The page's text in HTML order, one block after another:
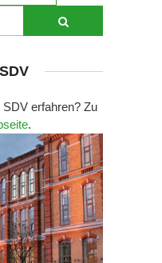
erfahren? Zu
.